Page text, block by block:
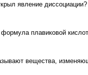
явление диссоциации?
формула плавиковой
вещества,